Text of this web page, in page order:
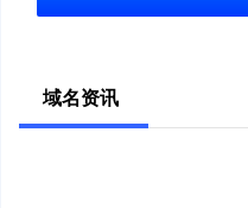
域名资讯